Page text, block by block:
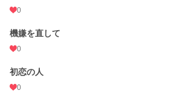
0
機嫌を直して
0
初恋の人
0